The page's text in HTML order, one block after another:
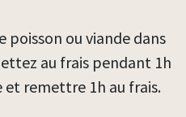
poisson ou viande dans
au frais pendant 1h
et remettre 1h au frais.